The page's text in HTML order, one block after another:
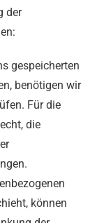
der
gespeicherten
benötigen wir
Für die
die
können